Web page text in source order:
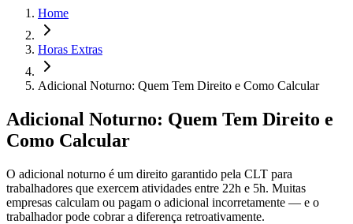
Home
Horas Extras
Adicional Noturno: Quem Tem Direito e Como Calcular
Adicional Noturno: Quem Tem Direito e
Como Calcular
O adicional noturno é um direito garantido pela CLT para
trabalhadores que exercem atividades entre 22h e 5h. Muitas
empresas calculam ou pagam o adicional incorretamente — e o
trabalhador pode cobrar a diferença retroativamente.